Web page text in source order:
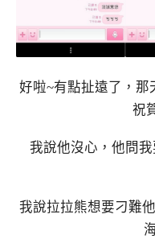
好啦~有點扯遠了，那
祝
我說他沒心，他問
我說拉拉熊想要刁難